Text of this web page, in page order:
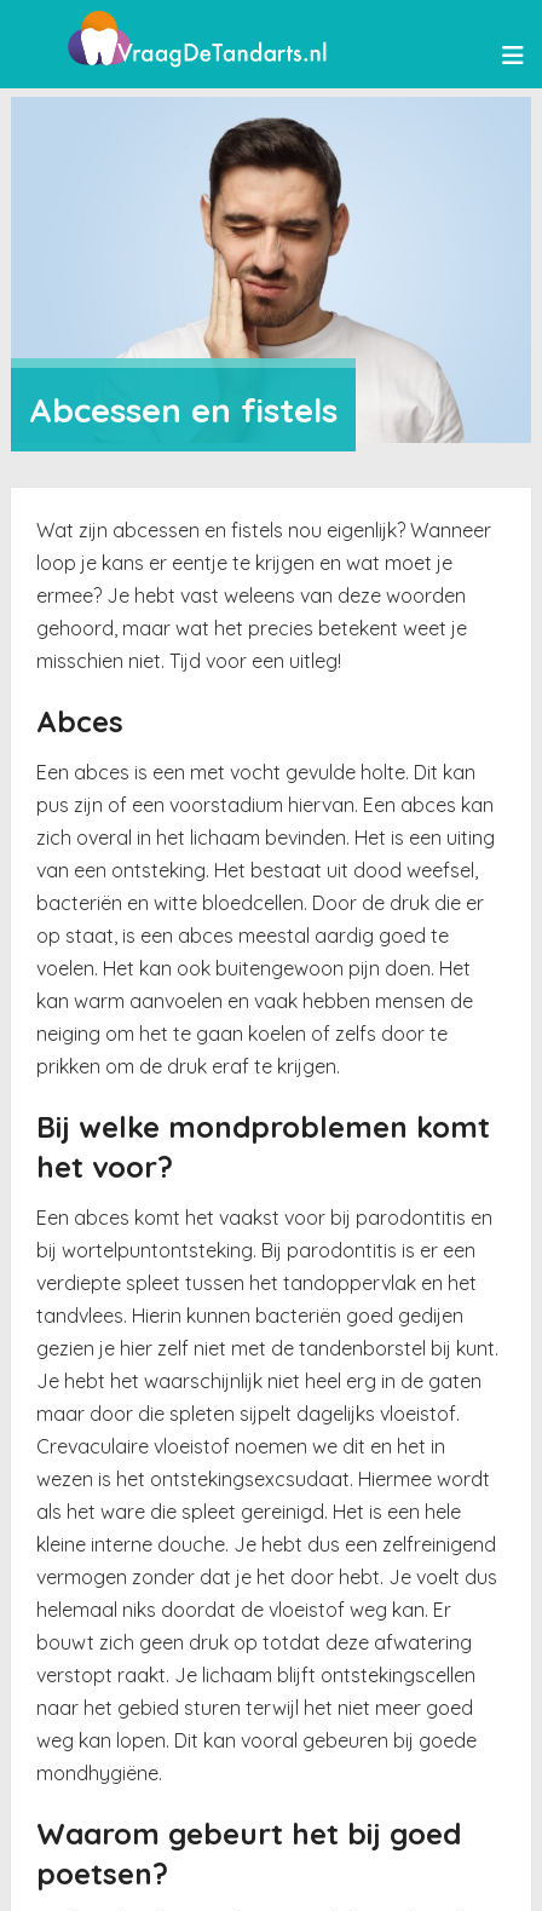
Abcessen en fistels
Wat zijn abcessen en fistels nou eigenlijk? Wanneer
loop je kans er eentje te krijgen en wat moet je
ermee? Je hebt vast weleens van deze woorden
gehoord, maar wat het precies betekent weet je
misschien niet. Tijd voor een uitleg!
Abces
Een abces is een met vocht gevulde holte. Dit kan
pus zijn of een voorstadium hiervan. Een abces kan
zich overal in het lichaam bevinden. Het is een uiting
van een ontsteking. Het bestaat uit dood weefsel,
bacteriën en witte bloedcellen. Door de druk die er
op staat, is een abces meestal aardig goed te
voelen. Het kan ook buitengewoon pijn doen. Het
kan warm aanvoelen en vaak hebben mensen de
neiging om het te gaan koelen of zelfs door te
prikken om de druk eraf te krijgen.
Bij welke mondproblemen komt
het voor?
Een abces komt het vaakst voor bij parodontitis en
bij wortelpuntontsteking. Bij parodontitis is er een
verdiepte spleet tussen het tandoppervlak en het
tandvlees. Hierin kunnen bacteriën goed gedijen
gezien je hier zelf niet met de tandenborstel bij kunt.
Je hebt het waarschijnlijk niet heel erg in de gaten
maar door die spleten sijpelt dagelijks vloeistof.
Crevaculaire vloeistof noemen we dit en het in
wezen is het ontstekingsexcsudaat. Hiermee wordt
als het ware die spleet gereinigd. Het is een hele
kleine interne douche. Je hebt dus een zelfreinigend
vermogen zonder dat je het door hebt. Je voelt dus
helemaal niks doordat de vloeistof weg kan. Er
bouwt zich geen druk op totdat deze afwatering
verstopt raakt. Je lichaam blijft ontstekingscellen
naar het gebied sturen terwijl het niet meer goed
weg kan lopen. Dit kan vooral gebeuren bij goede
mondhygiëne.
Waarom gebeurt het bij goed
poetsen?